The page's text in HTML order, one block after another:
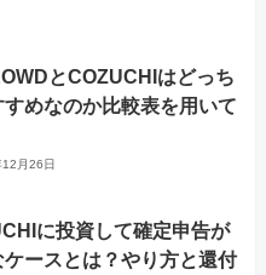
とCOZUCHIはどっち
すめなのか比較表を用いて
月26日
に投資して確定申告が
ケースとは？やり方と還付